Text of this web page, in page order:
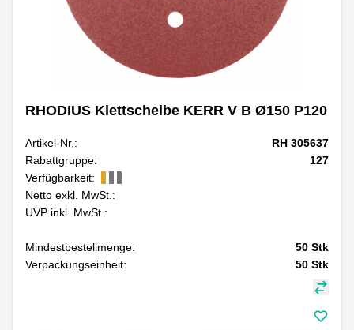
RHODIUS Klettscheibe KERR V B Ø150 P120
Artikel-Nr.:
RH 305637
Rabattgruppe:
127
Verfügbarkeit:
Netto exkl. MwSt.:
UVP inkl. MwSt.:
Mindestbestellmenge: 50 Stk
Verpackungseinheit:
50 Stk